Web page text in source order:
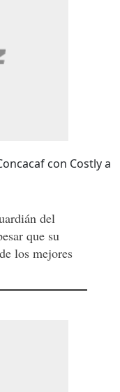
del
que su
los mejores